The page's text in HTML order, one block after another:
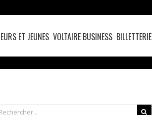
ET JEUNES VOLTAIRE BUSINESS BILLETTERIE